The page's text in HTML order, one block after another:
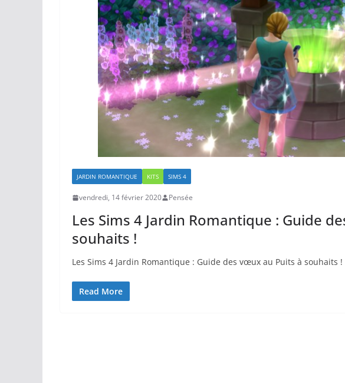
JARDIN ROMANTIQUE KITS SIMS 4
vendredi, 14 février 2020 Pensée
Les Sims 4 Jardin Romantique : Guide
souhaits !
Les Sims 4 Jardin Romantique : Guide des vœux au Puits à souhaits
Read More